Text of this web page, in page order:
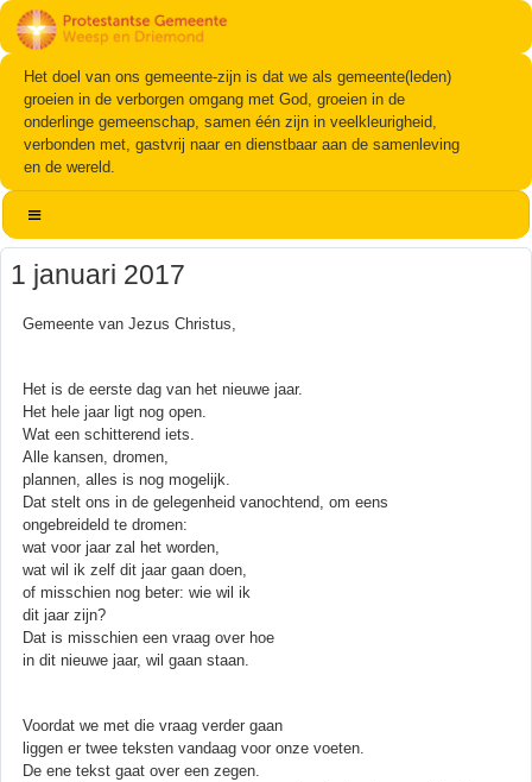
Het doel van ons gemeente-zijn is dat we als gemeente(leden)
groeien in de verborgen omgang met God, groeien in de
onderlinge gemeenschap, samen één zijn in veelkleurigheid,
verbonden met, gastvrij naar en dienstbaar aan de samenleving
en de wereld.
1 januari 2017
Gemeente van Jezus Christus,
Het is de eerste dag van het nieuwe jaar.
Het hele jaar ligt nog open.
Wat een schitterend iets.
Alle kansen, dromen,
plannen, alles is nog mogelijk.
Dat stelt ons in de gelegenheid vanochtend, om eens
ongebreideld te dromen:
wat voor jaar zal het worden,
wat wil ik zelf dit jaar gaan doen,
of misschien nog beter: wie wil ik
dit jaar zijn?
Dat is misschien een vraag over hoe
in dit nieuwe jaar, wil gaan staan.
Voordat we met die vraag verder gaan
liggen er twee teksten vandaag voor onze voeten.
De ene tekst gaat over een zegen.